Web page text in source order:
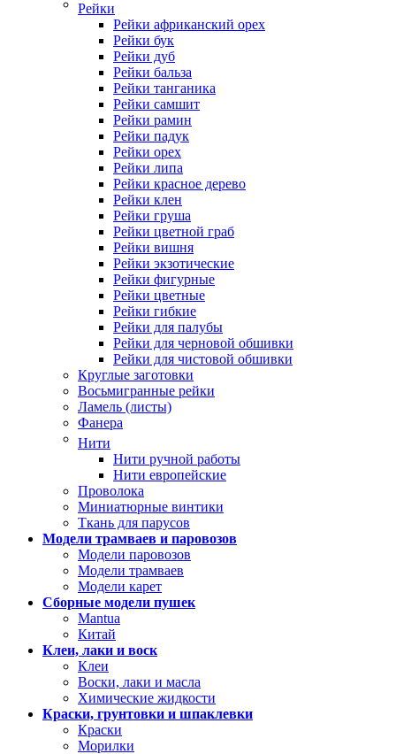
Рейки
Рейки африканский орех
Рейки бук
Рейки дуб
Рейки бальза
Рейки танганика
Рейки самшит
Рейки рамин
Рейки падук
Рейки орех
Рейки липа
Рейки красное дерево
Рейки клен
Рейки груша
Рейки цветной граб
Рейки вишня
Рейки экзотические
Рейки фигурные
Рейки цветные
Рейки гибкие
Рейки для палубы
Рейки для черновой обшивки
Рейки для чистовой обшивки
Круглые заготовки
Восьмигранные рейки
Ламель (листы)
Фанера
Нити
Нити ручной работы
Нити европейские
Проволока
Миниатюрные винтики
Ткань для парусов
Модели трамваев и паровозов
Модели паровозов
Модели трамваев
Модели карет
Сборные модели пушек
Mantua
Китай
Клеи, лаки и воск
Клеи
Воски, лаки и масла
Химические жидкости
Краски, грунтовки и шпаклевки
Краски
Морилки